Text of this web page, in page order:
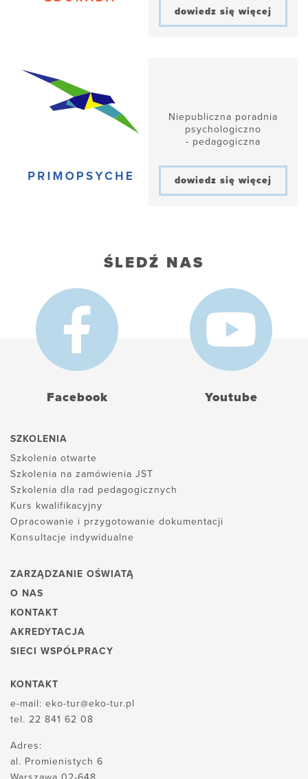
dowiedz się więcej
Niepubliczna poradnia
psychologiczno
- pedagogiczna
dowiedz się więcej
ŚLEDŹ NAS
Facebook Youtube
SZKOLENIA
Szkolenia otwarte
Szkolenia na zamówienia JST
Szkolenia dla rad pedagogicznych
Kurs kwalifikacyjny
Opracowanie i przygotowanie dokumentacji
Konsultacje indywidualne
ZARZĄDZANIE OŚWIATĄ
O NAS
KONTAKT
AKREDYTACJA
SIECI WSPÓŁPRACY
KONTAKT
e-mail: eko-tur@eko-tur.pl
tel. 22 841 62 08
Adres:
al. Promienistych 6